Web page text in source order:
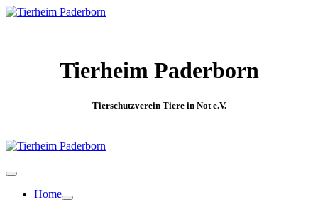
Tierheim Paderborn
Tierschutzverein Tiere in Not e.V.
Home